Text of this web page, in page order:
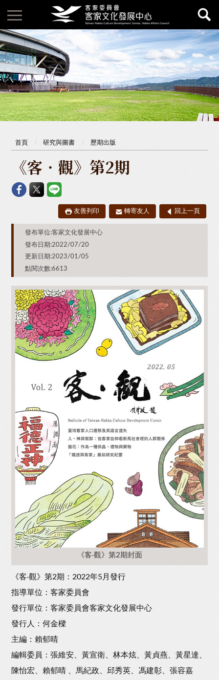
首頁 研究與圖書 歷期出版
《客‧觀》第2期
友善列印 轉寄友人 回上一頁
發布單位:客家文化發展中心
發布日期:2022/07/20
更新日期:2023/01/05
點閱次數:6613
《客‧觀》第2期封面
《客‧觀》第2期：2022年5月發行
指導單位：客家委員會
發行單位：客家委員會客家文化發展中心
發行人：何金樑
主編：賴郁晴
編輯委員：張維安、黃宣衛、林本炫、黃貞燕、黃星達、
陳怡宏、賴郁晴 、馬紀政、邱秀英、馮建彰、張容嘉